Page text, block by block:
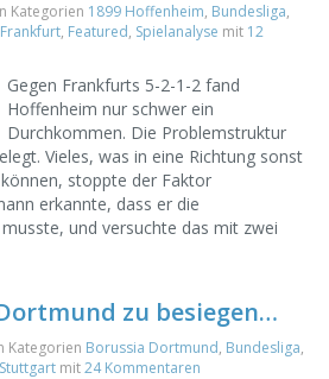
Kategorien 1899 Hoffenheim, Bundesliga,
, Featured, Spielanalyse mit 12
Gegen Frankfurts 5-2-1-2 fand
Hoffenheim nur schwer ein
Durchkommen. Die Problemstruktur
Vieles, was in eine Richtung sonst
stoppte der Faktor
erkannte, dass er die
und versuchte das mit zwei
zu besiegen…
Kategorien Borussia Dortmund, Bundesliga,
mit24 Kommentaren